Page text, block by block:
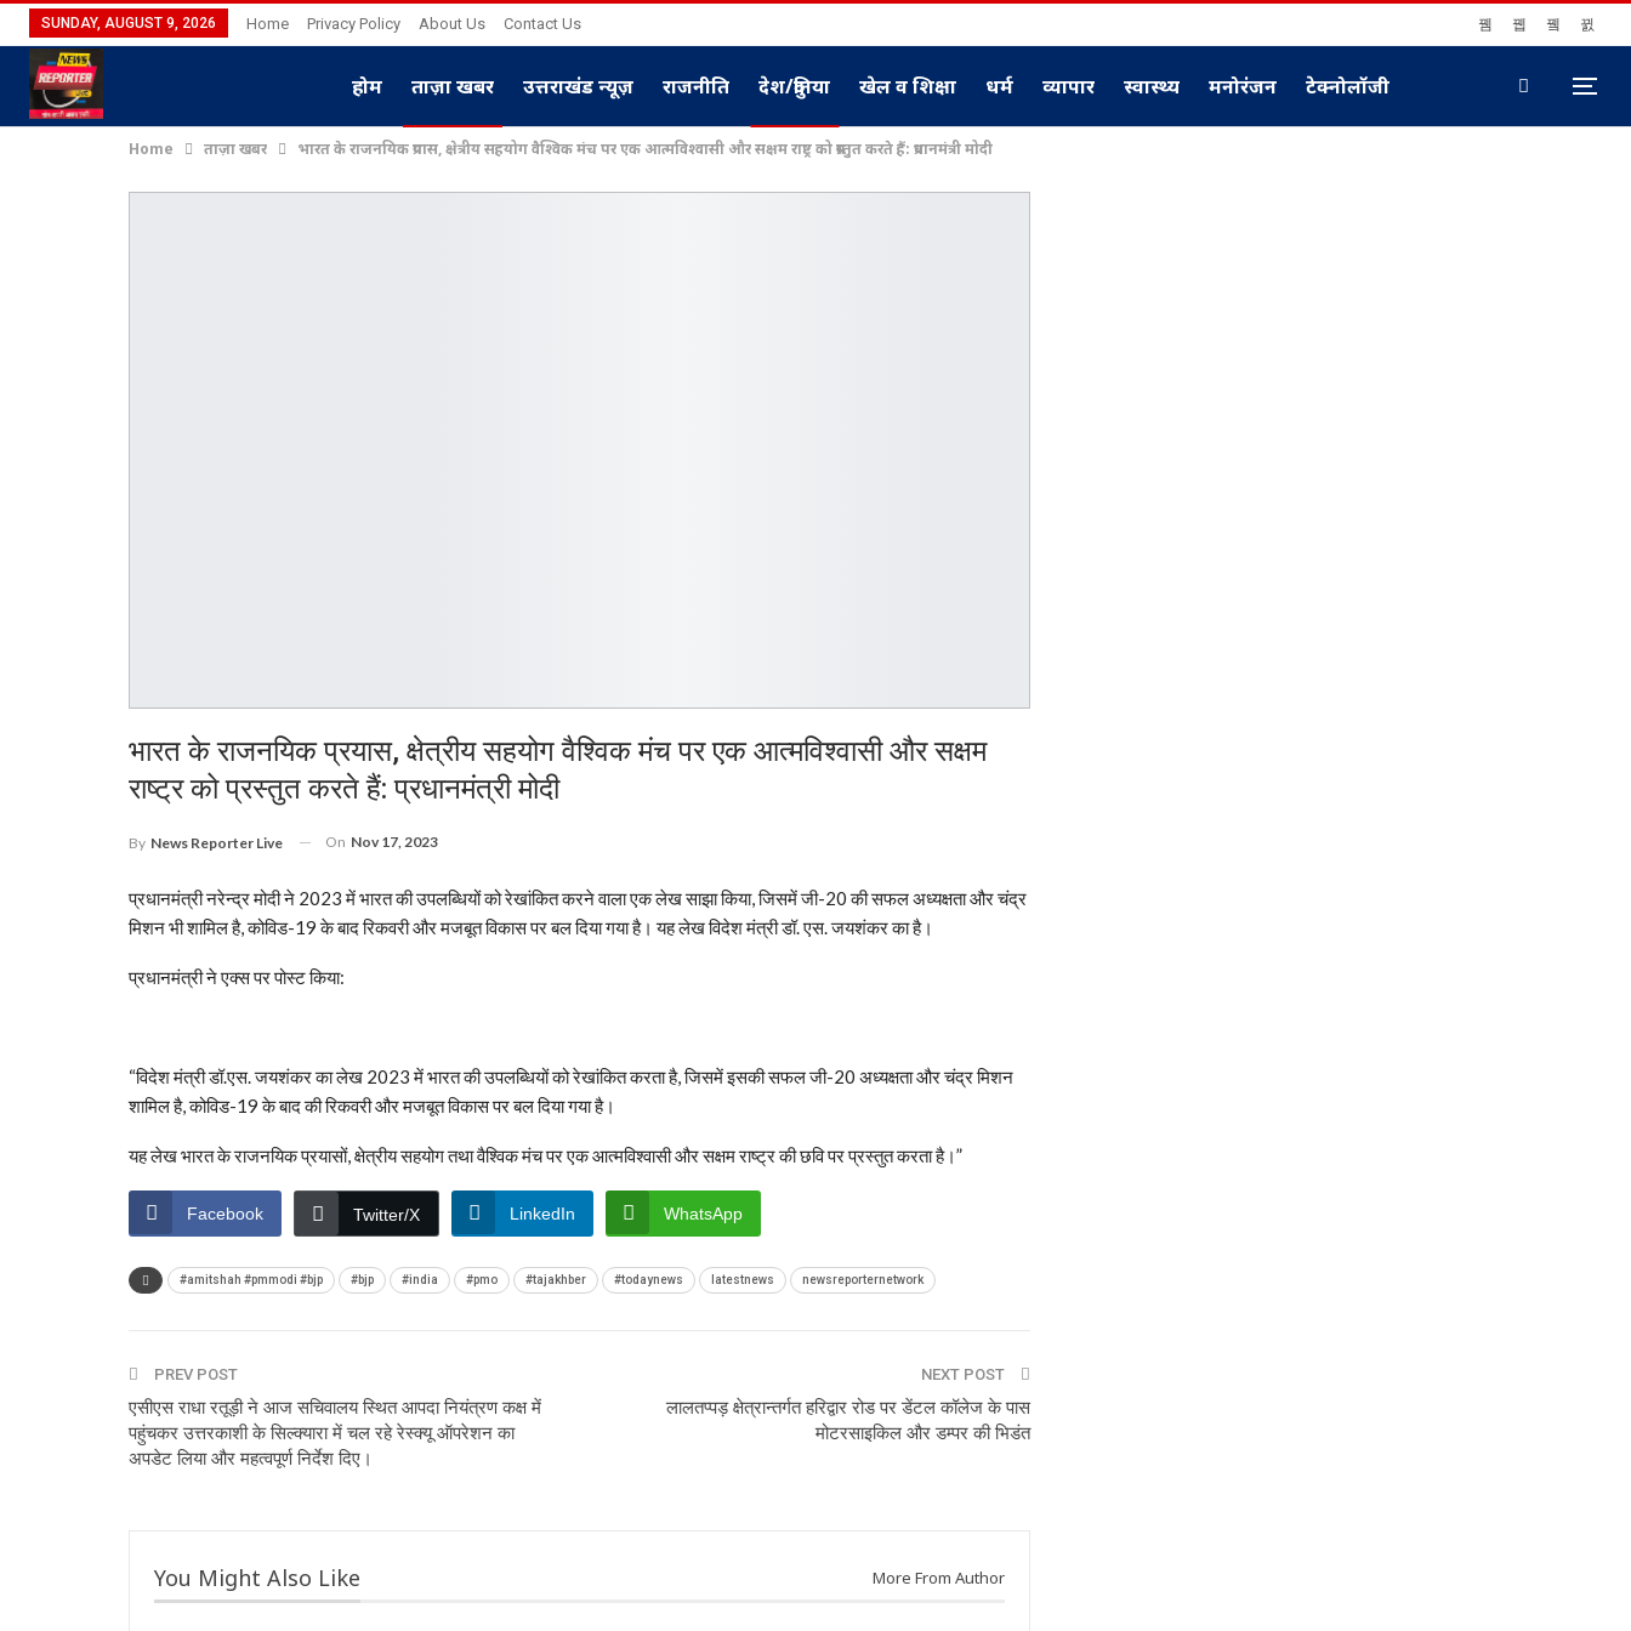
SUNDAY, AUGUST 9, 2026 Home Privacy Policy About Us Contact Us
होम ताज़ा खबर उत्तराखंड न्यूज़ राजनीति देश/दुनिया खेल व शिक्षा धर्म व्यापार स्वास्थ्य मनोरंजन टेक्नोलॉजी
Home ताज़ा खबर भारत के राजनयिक प्रयास, क्षेत्रीय सहयोग वैश्विक मंच पर एक आत्मविश्वासी और सक्षम राष्ट्र को प्रस्तुत करते हैं: प्रधानमंत्री मोदी
भारत के राजनयिक प्रयास, क्षेत्रीय सहयोग वैश्विक मंच पर एक आत्मविश्वासी और सक्षम
राष्ट्र को प्रस्तुत करते हैं: प्रधानमंत्री मोदी
By News Reporter Live On Nov 17, 2023
प्रधानमंत्री नरेन्द्र मोदी ने 2023 में भारत की उपलब्धियों को रेखांकित करने वाला एक लेख साझा किया, जिसमें जी-20 की सफल अध्यक्षता और चंद्र
मिशन भी शामिल है, कोविड-19 के बाद रिकवरी और मजबूत विकास पर बल दिया गया है। यह लेख विदेश मंत्री डॉ. एस. जयशंकर का है।
प्रधानमंत्री ने एक्स पर पोस्ट किया:
“विदेश मंत्री डॉ.एस. जयशंकर का लेख 2023 में भारत की उपलब्धियों को रेखांकित करता है, जिसमें इसकी सफल जी-20 अध्यक्षता और चंद्र मिशन
शामिल है, कोविड-19 के बाद की रिकवरी और मजबूत विकास पर बल दिया गया है।
यह लेख भारत के राजनयिक प्रयासों, क्षेत्रीय सहयोग तथा वैश्विक मंच पर एक आत्मविश्वासी और सक्षम राष्ट्र की छवि पर प्रस्तुत करता है।”
Facebook Twitter/X LinkedIn WhatsApp
#amitshah #pmmodi #bjp #bjp #india #pmo #tajakhber #todaynews latestnews newsreporternetwork
PREV POST
एसीएस राधा रतूड़ी ने आज सचिवालय स्थित आपदा नियंत्रण कक्ष में
पहुंचकर उत्तरकाशी के सिल्क्यारा में चल रहे रेस्क्यू ऑपरेशन का
अपडेट लिया और महत्वपूर्ण निर्देश दिए।
NEXT POST
लालतप्पड़ क्षेत्रान्तर्गत हरिद्वार रोड पर डेंटल कॉलेज के पास
मोटरसाइकिल और डम्पर की भिडंत
You Might Also Like More From Author